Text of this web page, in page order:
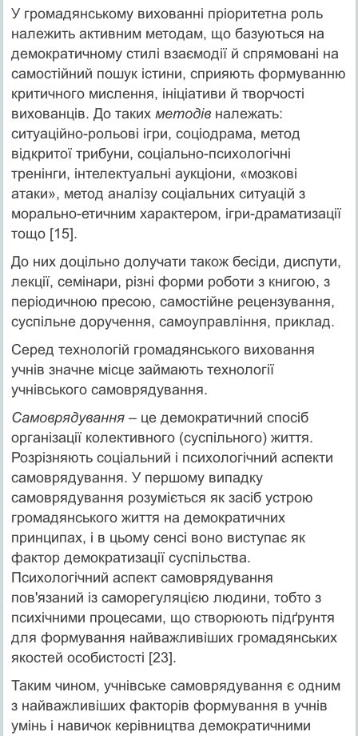
У громадянському вихованні пріоритетна роль
належить активним методам, що базуються на
демократичному стилі взаємодії й спрямовані на
самостійний пошук істини, сприяють формуванню
критичного мислення, ініціативи й творчості
вихованців. До таких методівналежать:
ситуаційно-рольові ігри, соціодрама, метод
відкритої трибуни, соціально-психологічні
тренінги, інтелектуальні аукціони, «мозкові
атаки», метод аналізу соціальних ситуацій з
морально-етичним характером, ігри-драматизації
тощо [15].
До них доцільно долучати також бесіди, диспути,
лекції, семінари, різні форми роботи з книгою, з
періодичною пресою, самостійне рецензування,
суспільне доручення, самоуправління, приклад.
Серед технологій громадянського виховання
учнів значне місце займають технології
учнівського самоврядування.
Самоврядування– це демократичний спосіб
організації колективного (суспільного) життя.
Розрізняють соціальний і психологічний аспекти
самоврядування. У першому випадку
самоврядування розуміється як засіб устрою
громадянського життя на демократичних
принципах, і в цьому сенсі воно виступає як
фактор демократизації суспільства.
Психологічний аспект самоврядування
пов'язаний із саморегуляцією людини, тобто з
психічними процесами, що створюють підґрунтя
для формування найважливіших громадянських
якостей особистості [23].
Таким чином, учнівське самоврядування є одним
з найважливіших факторів формування в учнів
умінь і навичок керівництва демократичними